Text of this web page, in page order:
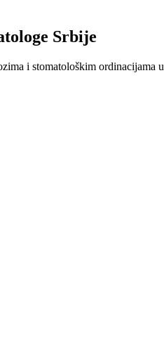
Srbije
i stomatološkim ordinacijama